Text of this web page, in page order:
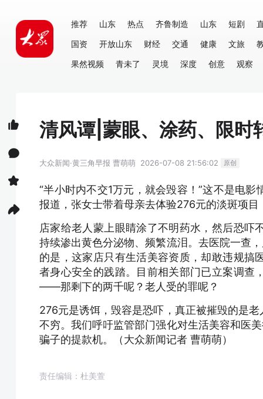
推荐 山东 热点 齐鲁制造 山东 短剧
国资
开放山东 财经 交通 健康 文旅
果然视频
青未了 灵境 深度 创意 观察
清风谭|蒙眼、涂药、限时
大众新闻·黄三角早报 曹萌萌 2026-07-08 21:56:02 原创
“半小时内不交1万元，就会毁容！”这不是电
报道，张女士带着母亲去体验276元的淡斑项
店家给老人蒙上眼睛涂了不明药水，然后恐吓
持续渗出黄色分泌物、频繁流泪。去医院一查
的是，这家店只有生活美容资质，却敢违规搞
者身心安全的践踏。目前相关部门已立案调查
——那剩下的两千呢？老人受的罪呢？
276元是诱饵，毁容是恐吓，真正被摧毁的是
不穷。我们呼吁监管部门强化对生活美容和医
骗子的提款机。（大众新闻记者 曹萌萌）
责任编辑：杜美萱